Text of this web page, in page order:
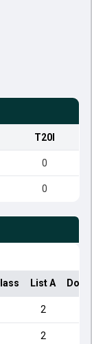
T20I
0
0
List A
2
2